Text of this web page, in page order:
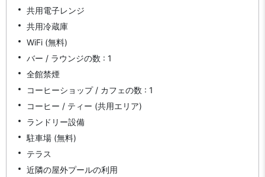
共用電子レンジ
共用冷蔵庫
WiFi (無料)
バー / ラウンジの数 : 1
全館禁煙
コーヒーショップ / カフェの数 : 1
コーヒー / ティー (共用エリア)
ランドリー設備
駐車場 (無料)
テラス
近隣の屋外プールの利用